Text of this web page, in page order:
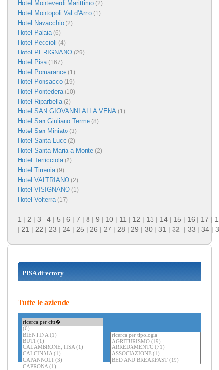
Hotel Monteverdi Marittimo (2)
Hotel Montopoli Val d'Arno (1)
Hotel Navacchio (2)
Hotel Palaia(6)
Hotel Peccioli (4)
Hotel PERIGNANO (29)
Hotel Pisa(167)
Hotel Pomarance (1)
Hotel Ponsacco (19)
Hotel Pontedera(10)
Hotel Riparbella(2)
Hotel SAN GIOVANNI ALLA VENA (1)
Hotel San Giuliano Terme (8)
Hotel San Miniato (3)
Hotel Santa Luce (2)
Hotel Santa Maria a Monte (2)
Hotel Terricciola(2)
Hotel Tirrenia(9)
Hotel VALTRIANO (2)
Hotel VISIGNANO (1)
Hotel Volterra(17)
1 | 2 | 3 | 4 | 5 | 6 | 7 | 8 | 9 | 10 | 11 | 12 | 13 | 14 | 15 | 16 | 17 |
| 21 | 22 | 23 | 24 | 25 | 26 | 27 | 28 | 29 | 30 | 31 | 32 | 33 | 34 |
PISA directory
Tutte le aziende